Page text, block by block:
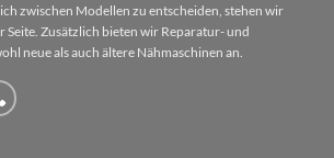
zwischen Modellen zu entscheiden, stehen wir
Seite. Zusätzlich bieten wir Reparatur- und
neue als auch ältere Nähmaschinen an.